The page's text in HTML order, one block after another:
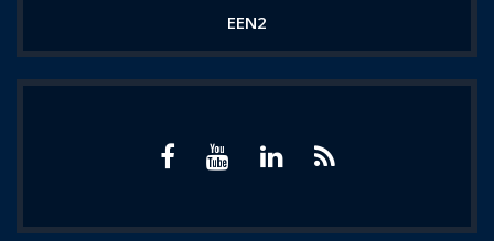
EEN2